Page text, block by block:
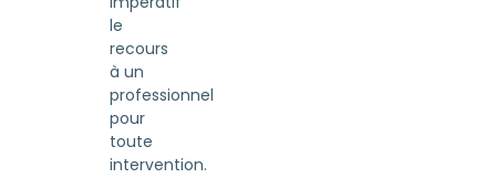
le
recours
à un
professionnel
pour
toute
intervention.